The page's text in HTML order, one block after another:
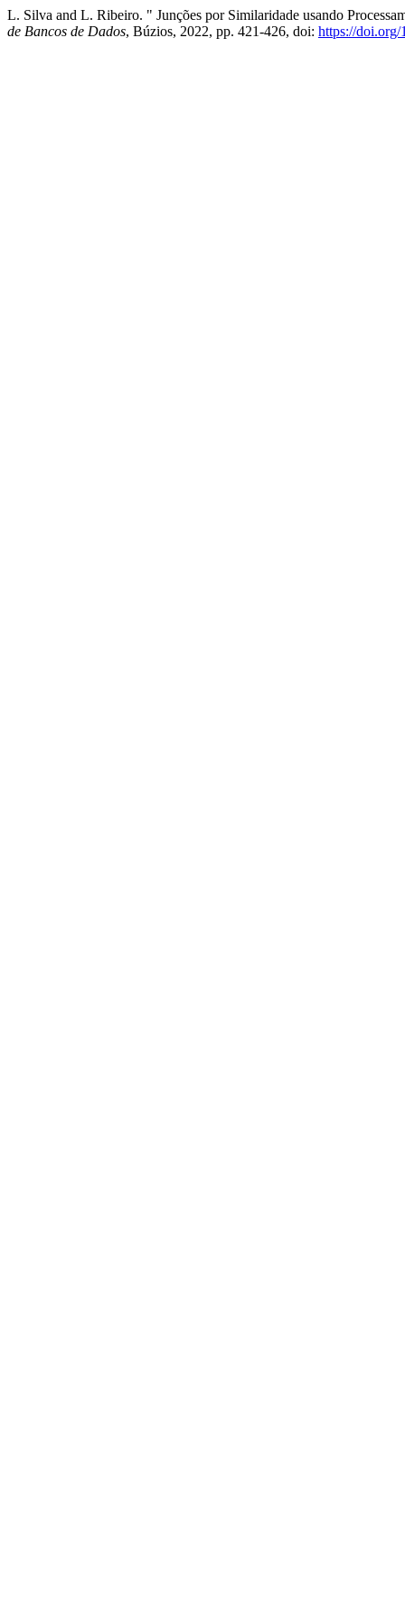
L. Silva and L. Ribeiro. " Junções por Similaridade usando
de Bancos de Dados, Búzios, 2022, pp. 421-426, doi: https://doi.org/